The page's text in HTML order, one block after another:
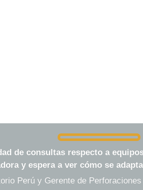
de consultas respecto a
y espera a ver cómo se
Perú y Gerente de